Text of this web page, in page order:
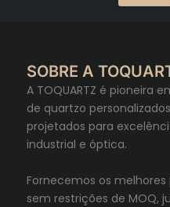
SOBRE A
A TOQUARTZ é pioneira
de quartzo
projetados para
industrial e óptica.
Fornecemos os
sem restrições de MOQ,